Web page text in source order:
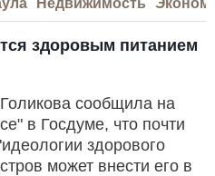
Недвижимость
здоровым питанием
сообщила на
в Госдуме, что почти
здорового
может внести его в